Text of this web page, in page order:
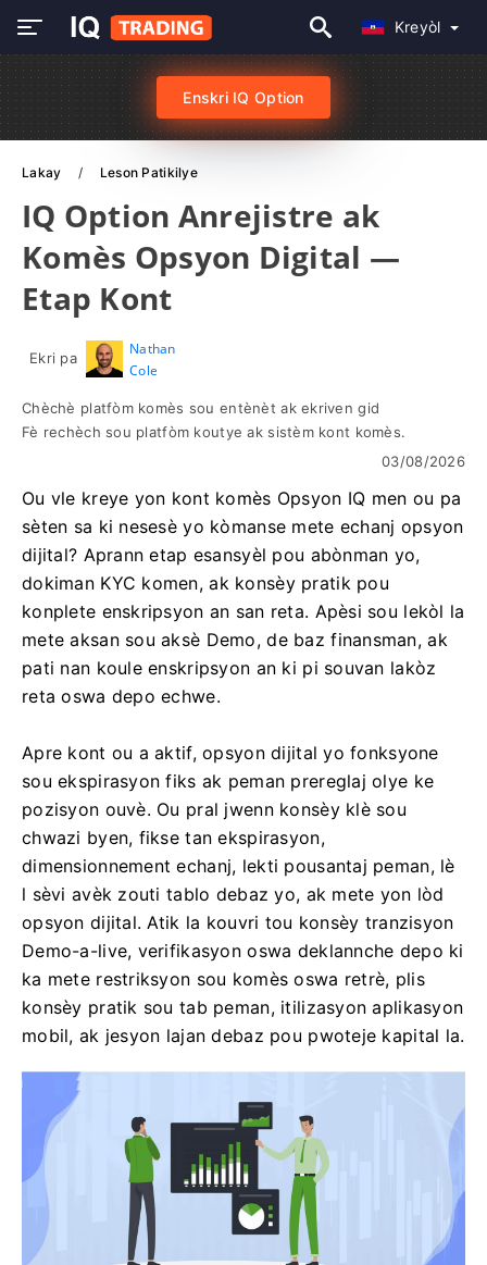
Kreyòl
Enskri IQ Option
Lakay Leson Patikilye
IQ Option Anrejistre ak
Komès Opsyon Digital —
Etap Kont
Ekri pa
Nathan
Cole
Chèchè platfòm komès sou entènèt ak ekriven gid
Fè rechèch sou platfòm koutye ak sistèm kont komès.
03/08/2026
Ou vle kreye yon kont komès Opsyon IQ men ou pa
sèten sa ki nesesè yo kòmanse mete echanj opsyon
dijital? Aprann etap esansyèl pou abònman yo,
dokiman KYC komen, ak konsèy pratik pou
konplete enskripsyon an san reta. Apèsi sou lekòl la
mete aksan sou aksè Demo, de baz finansman, ak
pati nan koule enskripsyon an ki pi souvan lakòz
reta oswa depo echwe.
Apre kont ou a aktif, opsyon dijital yo fonksyone
sou ekspirasyon fiks ak peman prereglaj olye ke
pozisyon ouvè. Ou pral jwenn konsèy klè sou
chwazi byen, fikse tan ekspirasyon,
dimensionnement echanj, lekti pousantaj peman, lè
l sèvi avèk zouti tablo debaz yo, ak mete yon lòd
opsyon dijital. Atik la kouvri tou konsèy tranzisyon
Demo-a-live, verifikasyon oswa deklannche depo ki
ka mete restriksyon sou komès oswa retrè, plis
konsèy pratik sou tab peman, itilizasyon aplikasyon
mobil, ak jesyon lajan debaz pou pwoteje kapital la.